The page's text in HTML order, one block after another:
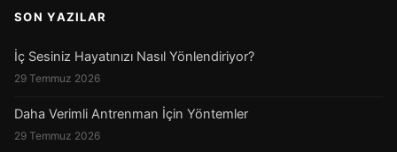
SON YAZILAR
İç Sesiniz Hayatınızı Nasıl Yönlendiriyor?
29 Temmuz 2026
Daha Verimli Antrenman İçin Yöntemler
29 Temmuz 2026